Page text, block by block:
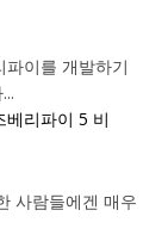
이를 개발하기
리파이 5 비
사람들에겐 매우